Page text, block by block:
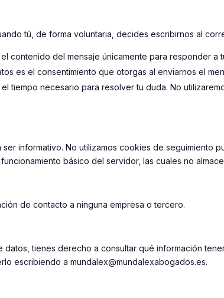
tú, de forma voluntaria, decides escribirnos al
contenido del mensaje únicamente para responder a
es el consentimiento que otorgas al enviarnos el
tiempo necesario para resolver tu duda. No
informativo. No utilizamos cookies de seguimiento
básico del servidor, las cuales no
de contacto a ninguna empresa o tercero.
datos, tienes derecho a consultar qué información
escribiendo a mundalex@mundalexabogados.es.